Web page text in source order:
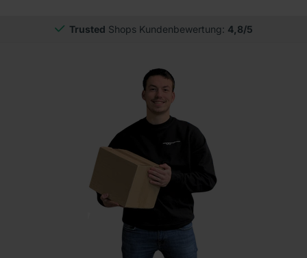
Trusted Shops Kundenbewertung: 4,8/5